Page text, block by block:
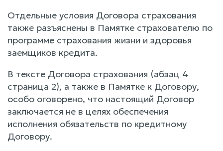
Отдельные условия Договора страхования
также разъяснены в Памятке страхователю по
программе страхования жизни и здоровья
заемщиков кредита.
В тексте Договора страхования (абзац 4
страница 2), а также в Памятке к Договору,
особо оговорено, что настоящий Договор
заключается не в целях обеспечения
исполнения обязательств по кредитному
Договору.